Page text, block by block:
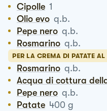
Cipolle 1
Olio evo q.b.
Pepe nero q.b.
Rosmarino q.b.
PER LA CREMA DI PATATE
Rosmarino q.b.
Acqua di cottura
Pepe nero q.b.
Patate 400 g